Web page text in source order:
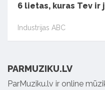
6 lietas, kuras Tev
Industrijas ABC
PARMUZIKU.LV
ParMuziku.lv ir online